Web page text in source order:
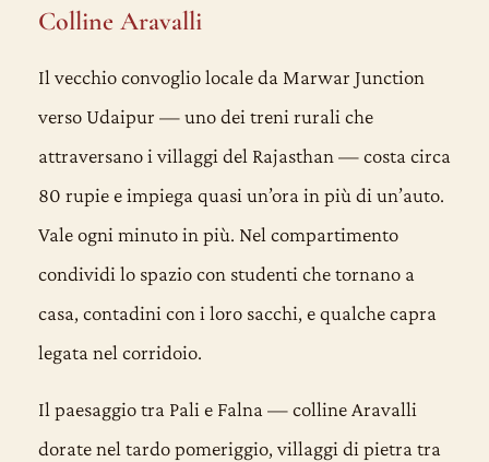
Colline Aravalli
Il vecchio convoglio locale da Marwar Junction
verso Udaipur — uno dei treni rurali che
attraversano i villaggi del Rajasthan — costa circa
80 rupie e impiega quasi un’ora in più di un’auto.
Vale ogni minuto in più. Nel compartimento
condividi lo spazio con studenti che tornano a
casa, contadini con i loro sacchi, e qualche capra
legata nel corridoio.
Il paesaggio tra Pali e Falna — colline Aravalli
dorate nel tardo pomeriggio, villaggi di pietra tra